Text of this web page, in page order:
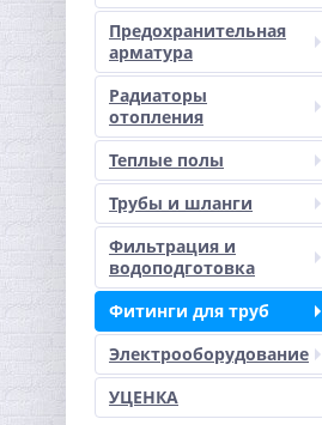
Предохранительная
арматура
Радиаторы
отопления
Теплые полы
Трубы и шланги
Фильтрация и
водоподготовка
Фитинги для труб
Электрооборудование
УЦЕНКА